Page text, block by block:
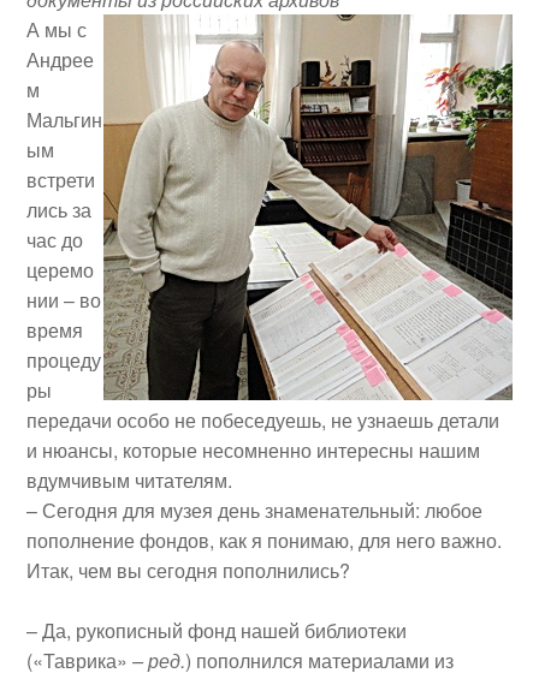
А мы с
Андрее
м
Мальгин
ым
встрети
лись за
час до
церемо
нии – во
время
процеду
ры
передачи особо не побеседуешь, не узнаешь детали
и нюансы, которые несомненно интересны нашим
вдумчивым читателям.
– Сегодня для музея день знаменательный: любое
пополнение фондов, как я понимаю, для него важно.
Итак, чем вы сегодня пополнились?
– Да, рукописный фонд нашей библиотеки
(«Таврика»– ред.) пополнился материалами из